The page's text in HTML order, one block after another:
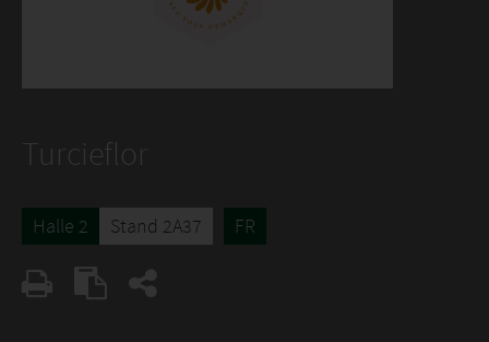
Turcieflor
Halle 2 Stand 2A37 FR